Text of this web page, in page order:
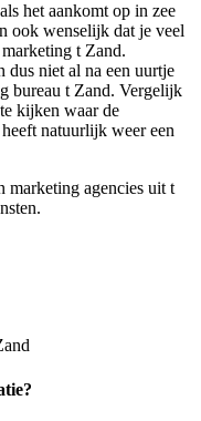
het aankomt op in zee
ook wenselijk dat je veel
t Zand.
dus niet al na een uurtje
bureau t Zand. Vergelijk
kijken waar de
natuurlijk weer een
marketing agencies uit t